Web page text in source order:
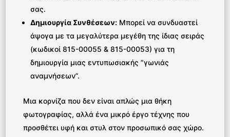
σας.
Δημιουργία Συνθέσεων: Μπορεί να συνδυαστεί
άψογα με τα μεγαλύτερα μεγέθη της ίδιας σειράς
(κωδικοί 815-00055 & 815-00053) για τη
δημιουργία μιας εντυπωσιακής “γωνιάς
αναμνήσεων”.
Μια κορνίζα που δεν είναι απλώς μια θήκη
φωτογραφίας, αλλά ένα μικρό έργο τέχνης που
προσθέτει υφή και στυλ στον προσωπικό σας χώρο.